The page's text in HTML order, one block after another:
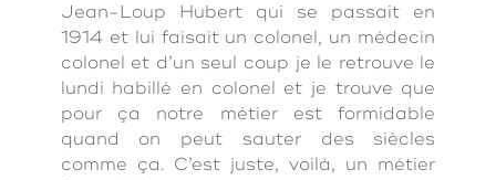
Jean-Loup Hubert qui se passait en
1914 et lui faisait un colonel, un médecin
colonel et d’un seul coup je le retrouve le
lundi habillé en colonel et je trouve que
pour ça notre métier est formidable
quand on peut sauter des siècles
comme ça. C’est juste, voilà, un métier